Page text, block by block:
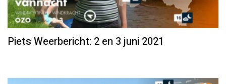
Piets Weerbericht: 2 en 3 juni 2021